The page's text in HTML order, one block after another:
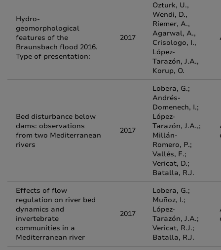
Hydro-
geomorphological
features of the
Braunsbach flood 2016.
Type of presentation:
2017
Ozturk, U.,
Wendi, D.,
Riemer, A.,
Agarwal, A.,
Crisologo, I.,
López-
Tarazón, J.A.,
Korup, O.
Bed disturbance below
dams: observations
from two Mediterranean
rivers
2017
Lobera, G.;
Andrés-
Domenech, I.;
López-
Tarazón, J.A.,;
Millán-
Romero, P.;
Vallés, F.;
Vericat, D.;
Batalla, R.J.
Effects of flow
regulation on river bed
dynamics and
invertebrate
communities in a
Mediterranean river
2017
Lobera, G.;
Muñoz, I.;
López-
Tarazón, J.A.;
Vericat, R.J.;
Batalla, R.J.